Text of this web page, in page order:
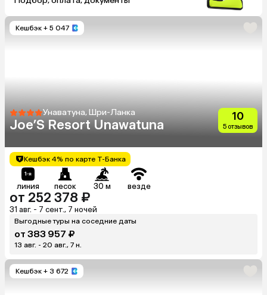
Кешбэк + 5 047
Унаватуна, Шри-Ланка
Joe’S Resort Unawatuna
10
5 отзывов
Кешбэк 4% по карте Т-Банка
линия песок 30 м везде
от 252 378 ₽
31 авг. - 7 сент., 7 ночей
Выгодные туры на соседние даты
от 383 957 ₽
13 авг. - 20 авг., 7 н.
Кешбэк + 3 672